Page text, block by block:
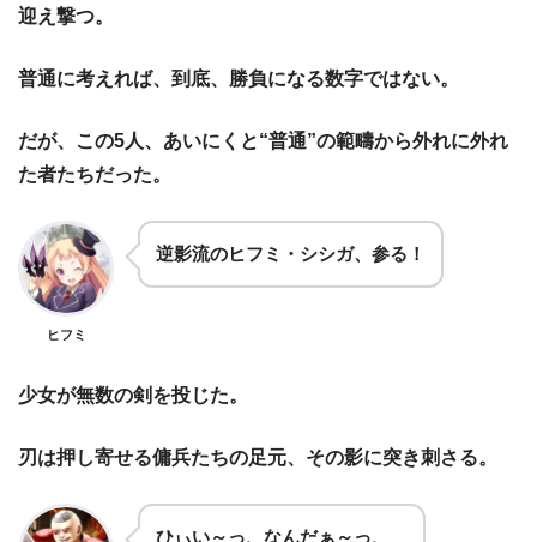
迎え撃つ。
普通に考えれば、到底、勝負になる数字ではない。
だが、この5人、あいにくと“普通”の範疇から外れに外れ
た者たちだった。
ヒフミ
逆影流のヒフミ・シシガ、参る！
少女が無数の剣を投じた。
刃は押し寄せる傭兵たちの足元、その影に突き刺さる。
ひぃい～っ、なんだぁ～っ、